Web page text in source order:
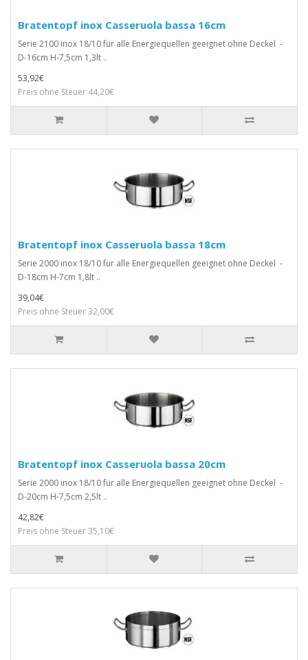
Bratentopf inox Casseruola bassa 16cm
Serie 2100 inox 18/10 für alle Energiequellen geeignet ohne Deckel -
D-16cm H-7,5cm 1,3lt ..
53,92€
Preis ohne Steuer 44,20€
Bratentopf inox Casseruola bassa 18cm
Serie 2000 inox 18/10 für alle Energiequellen geeignet ohne Deckel -
D-18cm H-7cm 1,8lt ..
39,04€
Preis ohne Steuer 32,00€
Bratentopf inox Casseruola bassa 20cm
Serie 2000 inox 18/10 für alle Energiequellen geeignet ohne Deckel -
D-20cm H-7,5cm 2,5lt ..
42,82€
Preis ohne Steuer 35,10€